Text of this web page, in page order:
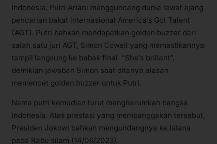
Indonesia, Putri Ariani mengguncang dunia lewat ajang
pencarian bakat internasional America’s Got Talent
(AGT). Putri bahkan mendapatkan golden buzzer dari
salah satu juri AGT, Simon Cowell yang memastikannya
tampil langsung ke babak final. “She’s briliant”,
demikian jawaban Simon saat ditanya alasan
memencet golden buzzer untuk Putri.
Nama putri kemudian turut mengharumkan bangsa
Indonesia. Atas prestasi yang membanggakan tersebut,
Presiden Jokowi bahkan mengundangnya ke Istana
pada Rabu silam (14/06/2023).